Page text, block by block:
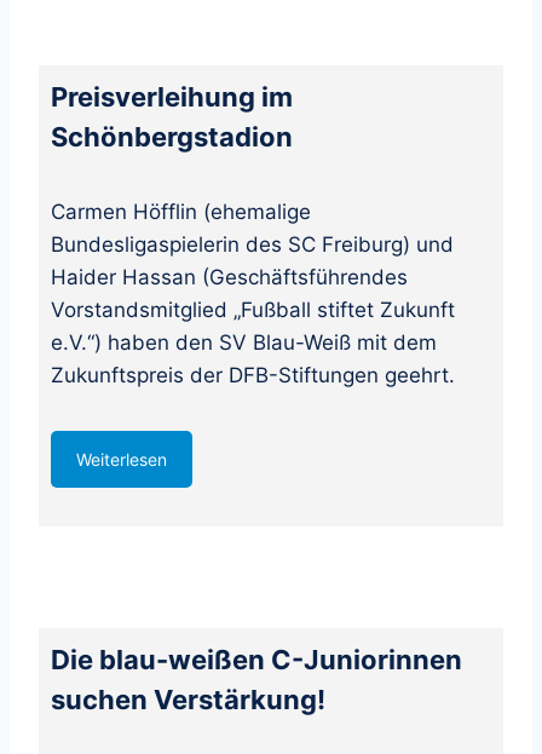
Preisverleihung im
Schönbergstadion
Carmen Höfflin (ehemalige
Bundesligaspielerin des SC Freiburg) und
Haider Hassan (Geschäftsführendes
Vorstandsmitglied „Fußball stiftet Zukunft
e.V.“) haben den SV Blau-Weiß mit dem
Zukunftspreis der DFB-Stiftungen geehrt.
Weiterlesen
Die blau-weißen C-Juniorinnen
suchen Verstärkung!